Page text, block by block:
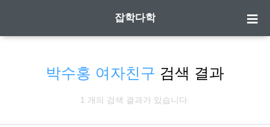
잡학다학
박수홍 여자친구 검색 결과
1 개의 검색 결과가 있습니다.